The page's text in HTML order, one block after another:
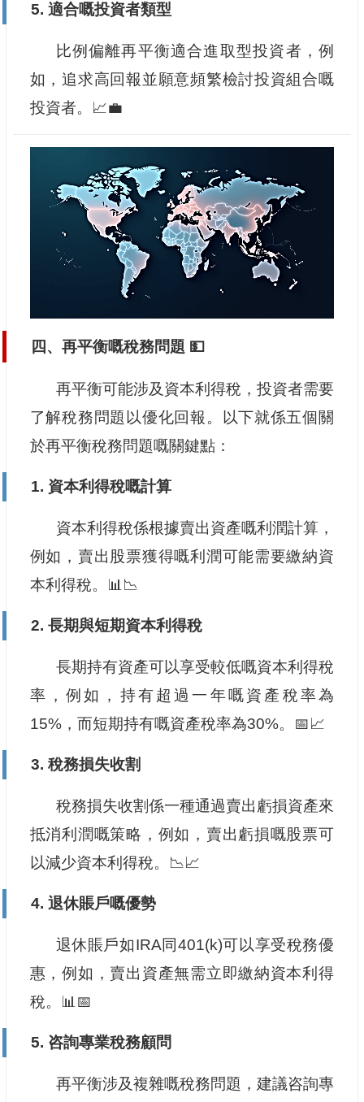
5. 適合嘅投資者類型
比例偏離再平衡適合進取型投資者，例
如，追求高回報並願意頻繁檢討投資組合嘅
投資者。📈💼
四、再平衡嘅稅務問題 💵
再平衡可能涉及資本利得稅，投資者需要
了解稅務問題以優化回報。以下就係五個關
於再平衡稅務問題嘅關鍵點：
1. 資本利得稅嘅計算
資本利得稅係根據賣出資產嘅利潤計算，
例如，賣出股票獲得嘅利潤可能需要繳納資
本利得稅。📊📉
2. 長期與短期資本利得稅
長期持有資產可以享受較低嘅資本利得稅
率，例如，持有超過一年嘅資產稅率為
15%，而短期持有嘅資產稅率為30%。📅📈
3. 稅務損失收割
稅務損失收割係一種通過賣出虧損資產來
抵消利潤嘅策略，例如，賣出虧損嘅股票可
以減少資本利得稅。📉📈
4. 退休賬戶嘅優勢
退休賬戶如IRA同401(k)可以享受稅務優
惠，例如，賣出資產無需立即繳納資本利得
稅。📊📅
5. 咨詢專業稅務顧問
再平衡涉及複雜嘅稅務問題，建議咨詢專